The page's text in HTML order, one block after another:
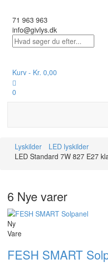
71 963 963
info@givlys.dk
Kurv - Kr. 0,00
0
Lyskilder
LED lyskilder
LED Standard 7W 827 E27
6 Nye varer
Ny
Vare
FESH SMART